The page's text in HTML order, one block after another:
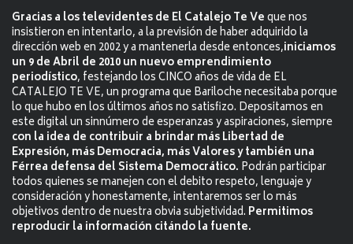
Gracias a los televidentes de El Catalejo Te Veque nos
insistieron en intentarlo, a la previsión de haber adquirido la
dirección web en 2002 y a mantenerla desde entonces,iniciamos
un 9 de Abril de 2010 un nuevo emprendimiento
periodístico, festejando los CINCO años de vida de EL
CATALEJO TE VE, un programa que Bariloche necesitaba porque
lo que hubo en los últimos años no satisfizo. Depositamos en
este digital un sinnúmero de esperanzas y aspiraciones, siempre
con la idea de contribuir a brindar más Libertad de
Expresión, más Democracia, más Valores y también una
Férrea defensa del Sistema Democrático. Podrán participar
todos quienes se manejen con el debito respeto, lenguaje y
consideración y honestamente, intentaremos ser lo más
objetivos dentro de nuestra obvia subjetividad. Permitimos
reproducir la información citándo la fuente.